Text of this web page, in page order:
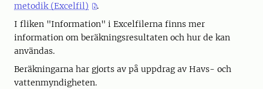
metodik (Excelfil)
.
I fliken "Information" i Excelfilerna finns mer
information om beräkningsresultaten och hur de kan
användas.
Beräkningarna har gjorts av på uppdrag av Havs- och
vattenmyndigheten.